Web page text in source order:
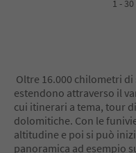
10
11
12
13
14
1 -
Oltre 16.000 chilometri
estendono attraverso il
cui itinerari a tema, tour
dolomitiche. Con le
altitudine e poi si può
panoramica ad esempio